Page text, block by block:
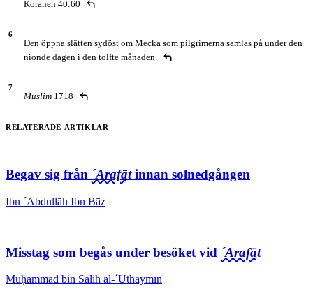
Koranen 40:60
Den öppna slätten sydöst om Mecka som pilgrimerna samlas på under den
nionde dagen i den tolfte månaden.
Muslim 1718
Relaterade artiklar
Begav sig från ´Arafātinnan solnedgången
Ibn ´Abdullāh Ibn Bāz
Misstag som begås under besöket vid ´Arafāt
Muḥammad bin Sālih al-´Uthaymīn